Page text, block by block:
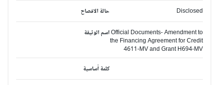
حالة الافصاح Disclosed
اسم الوثيقةOfficial Documents- Amendment to
the Financing Agreement for Credit
4611-MV and Grant H694-MV
كلمة أساسية